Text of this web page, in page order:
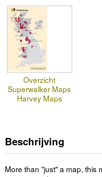
Overzicht
Superwalker Maps
Harvey Maps
Beschrijving
More than "just" a map, this